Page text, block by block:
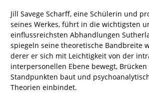
Jill Savege Scharff, eine Schülerin und
seines Werkes, führt in die wichtigsten
einflussreichsten Abhandlungen
spiegeln seine theoretische Bandbreite
derer er sich mit Leichtigkeit von der
interpersonellen Ebene bewegt, Brücken
Standpunkten baut und
Theorien einbindet.